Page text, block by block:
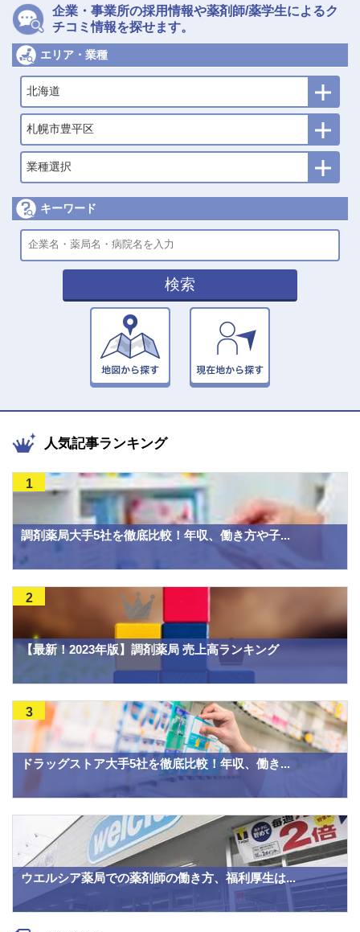
企業・事業所の採用情報や薬剤師/薬学生によるク
チコミ情報を探せます。
エリア・業種
北海道
札幌市豊平区
業種選択
キーワード
検索
人気記事ランキング
調剤薬局大手5社を徹底比較！年収、働き方や子...
1
【最新！2023年版】調剤薬局 売上高ランキング
2
ドラッグストア大手5社を徹底比較！年収、働き...
3
ウエルシア薬局での薬剤師の働き方、福利厚生は...